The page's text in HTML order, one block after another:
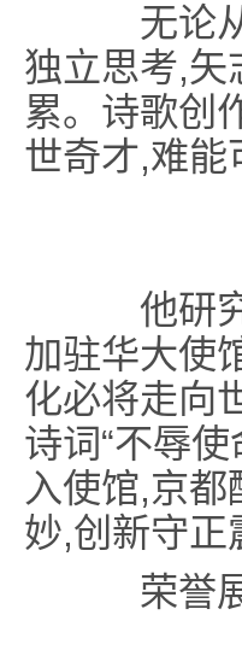
无论从
独立思考,矢
累。诗歌创
世奇才,难能
他研究
加驻华大使
化必将走向
诗词“不辱
入使馆,京
妙,创新守正
荣誉